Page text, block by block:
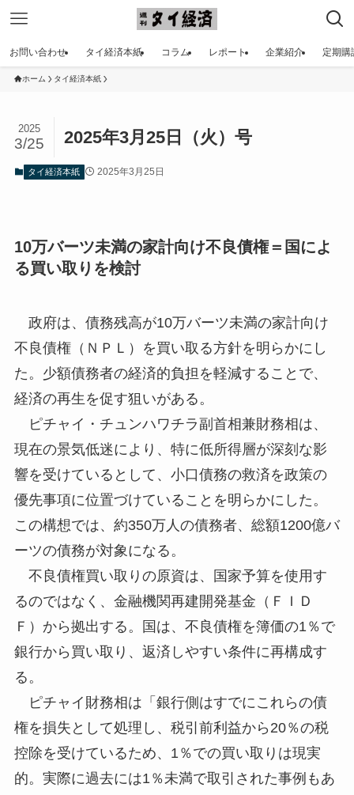
お問い合わせ タイ経済本紙 コラム レポート 企業紹介 定期購
ホーム タイ経済本紙
2025年3月25日（火）号
2025
3/25
タイ経済本紙 2025年3月25日
10万バーツ未満の家計向け不良債権＝国によ
る買い取りを検討
政府は、債務残高が10万バーツ未満の家計向け
不良債権（ＮＰＬ）を買い取る方針を明らかにし
た。少額債務者の経済的負担を軽減することで、
経済の再生を促す狙いがある。
ピチャイ・チュンハワチラ副首相兼財務相は、
現在の景気低迷により、特に低所得層が深刻な影
響を受けているとして、小口債務の救済を政策の
優先事項に位置づけていることを明らかにした。
この構想では、約350万人の債務者、総額1200億バ
ーツの債務が対象になる。
不良債権買い取りの原資は、国家予算を使用す
るのではなく、金融機関再建開発基金（ＦＩＤ
Ｆ）から拠出する。国は、不良債権を簿価の1％で
銀行から買い取り、返済しやすい条件に再構成す
る。
ピチャイ財務相は「銀行側はすでにこれらの債
権を損失として処理し、税引前利益から20％の税
控除を受けているため、1％での買い取りは現実
的。実際に過去には1％未満で取引された事例もあ